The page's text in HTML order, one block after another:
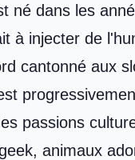
né dans les
à injecter de
cantonné aux
passions
animaux